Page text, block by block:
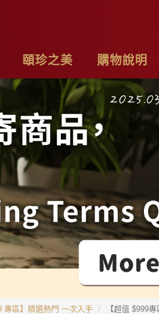
頤珍之美
品牌故事
聯絡我們
隱私權聲明
購物說明
購物須知
付款方式
配送方式
常見問題
退換貨說明
Chicken
Tea Bags
Soup Blend
Functional
專區】精選熱門 一次入手 【超值 $999